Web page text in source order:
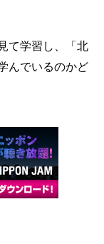
て学習し、「北
んでいるのかど